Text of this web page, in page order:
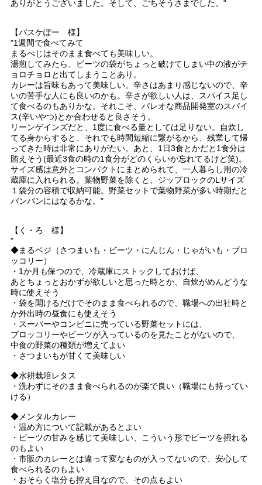
ありがとうございました。そして、ごちそうさまでした。"
【バスケぽー 様】
"1週間で食べてみて
まるべじはそのまま食べても美味しい。
湯煎してみたら、ビーツの袋がちょっと破けてしまい中の液がチ
ョロチョロと出てしまうことあり。
カレーは旨味もあって美味しい。辛さはあまり感じないので、辛
いの苦手な人にも良いのかも。辛さが欲しい人は、スパイス足し
て食べるのもありかな。それこそ、パレオな商品開発室のスパイ
ス(辛いやつ)とか合わせると良さそう。
リーンゲインズだと、1度に食べる量としては足りない。自炊し
てる身からすると、それでも時間短縮に繋がるから、残業して帰
ってきた時は非常にありがたい。あと、1日3食とかだと1食分は
賄えそう(最近3食の時の1食分がどのくらいか忘れてるけど笑)。
サイズ感は意外とコンパクトにまとめられて、一人暮らし用の冷
蔵庫に入れられる。葉物野菜を除くと、ジップロックのLサイズ
１袋分の容積で収納可能。野菜セットで葉物野菜が多い時期だと
パンパンにはなるかな。"
【く・ろ 様】
"
◆まるベジ（さつまいも・ビーツ・にんじん・じゃがいも・ブロ
ッコリー）
・1か月も保つので、冷蔵庫にストックしておけば、
あとちょっとおかずが欲しいと思った時とか、自炊がめんどうな
時に使えそう
・袋を開けるだけでそのまま食べられるので、職場への出社時と
か外出時の昼食にも使えそう
・スーパーやコンビニに売っている野菜セットには、
ブロッコリーやビーツが入っているのを見たことがないので、
中食の野菜の種類が増えてよい
・さつまいもが甘くて美味しい
◆水耕栽培レタス
・洗わずにそのまま食べられるのが楽で良い（職場にも持ってい
ける）
◆メンタルカレー
・温め方について記載があるとよい
・ビーツの甘みを感じて美味しい、こういう形でビーツを摂れる
のもよい
・市販のカレーとは違って変なものが入ってないので、安心して
食べられるのもよい
・おそらく塩分も控え目なので、その点もよい